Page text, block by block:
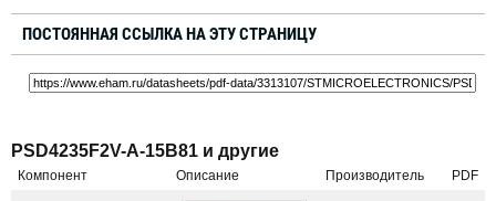
ПОСТОЯННАЯ ССЫЛКА НА ЭТУ СТРАНИЦУ
PSD4235F2V-A-15B81 и другие
Компонент Описание Производитель PDF